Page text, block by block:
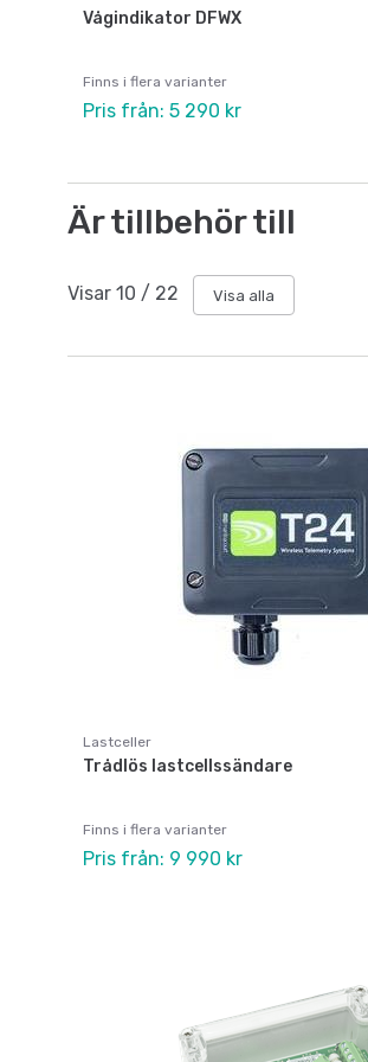
Vågindikator DFWX
Finns i flera varianter
Pris från: 5 290 kr
Är tillbehör till
Visar 10 / 22 Visa alla
Lastceller
Trådlös lastcellssändare
Finns i flera varianter
Pris från: 9 990 kr